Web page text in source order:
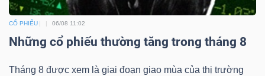
CỔ PHIẾU 06/08 11:02
Những cổ phiếu thường tăng trong tháng 8
Tháng 8 được xem là giai đoạn giao mùa của thị trường